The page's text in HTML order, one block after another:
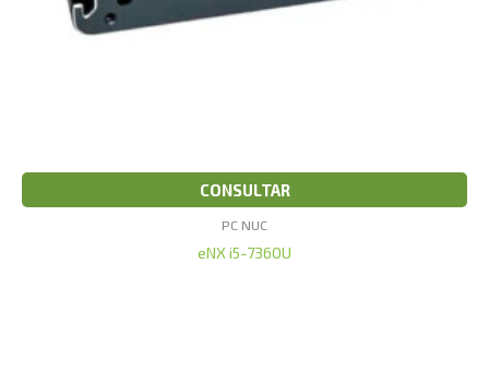
CONSULTAR
PC NUC
eNX i5-7360U